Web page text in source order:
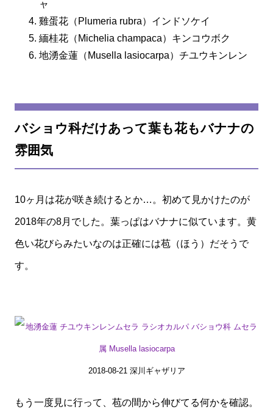
ャ
雞蛋花（Plumeria rubra）インドソケイ
緬桂花（Michelia champaca）キンコウボク
地湧金蓮（Musella lasiocarpa）チユウキンレン
バショウ科だけあって葉も花もバナナの
雰囲気
10ヶ月は花が咲き続けるとか…。初めて見かけたのが
2018年の8月でした。葉っぱはバナナに似ています。黄
色い花びらみたいなのは正確には苞（ほう）だそうで
す。
2018-08-21 深川ギャザリア
もう一度見に行って、苞の間から伸びてる何かを確認。